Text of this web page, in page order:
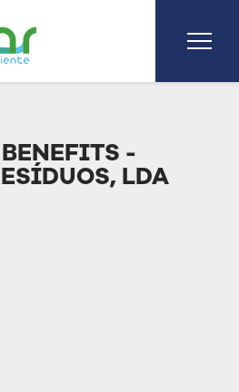
-
LDA